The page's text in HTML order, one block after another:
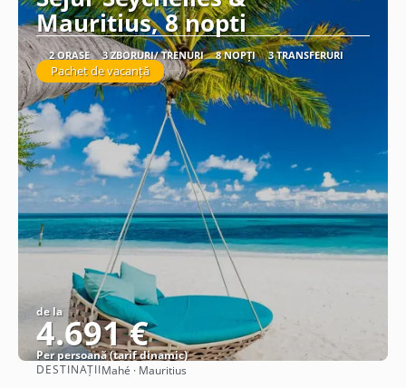
Mauritius, 8 nopti
2 ORAȘE 3 ZBORURI/ TRENURI 8 NOPȚI 3 TRANSFERURI
Pachet de vacanță
de la
4.691 €
Per persoană (tarif dinamic)
Vezi detalii
DESTINAȚIIMahé · Mauritius